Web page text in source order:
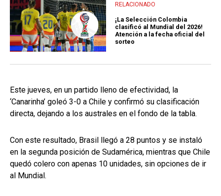
RELACIONADO
¡La Selección Colombia
clasificó al Mundial del 2026!
Atención a la fecha oficial del
sorteo
Este jueves, en un partido lleno de efectividad, la
‘Canarinha’ goleó 3-0 a Chile y confirmó su clasificación
directa, dejando a los australes en el fondo de la tabla.
Con este resultado, Brasil llegó a 28 puntos y se instaló
en la segunda posición de Sudamérica, mientras que Chile
quedó colero con apenas 10 unidades, sin opciones de ir
al Mundial.